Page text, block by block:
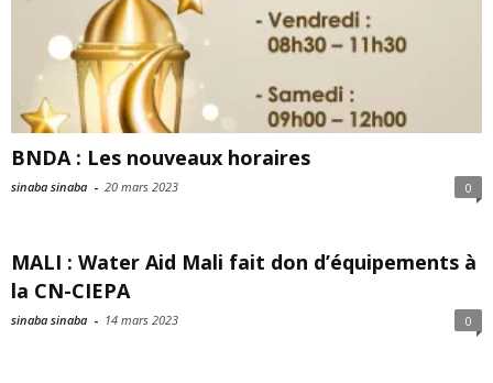
BNDA : Les nouveaux horaires
sinaba sinaba - 20 mars 2023 0
MALI : Water Aid Mali fait don d’équipements à
la CN-CIEPA
sinaba sinaba - 14 mars 2023 0